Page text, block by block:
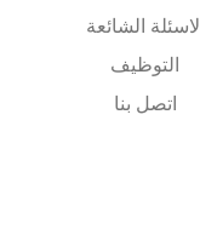
الاسئلة الشائعة
التوظيف
اتصل بنا